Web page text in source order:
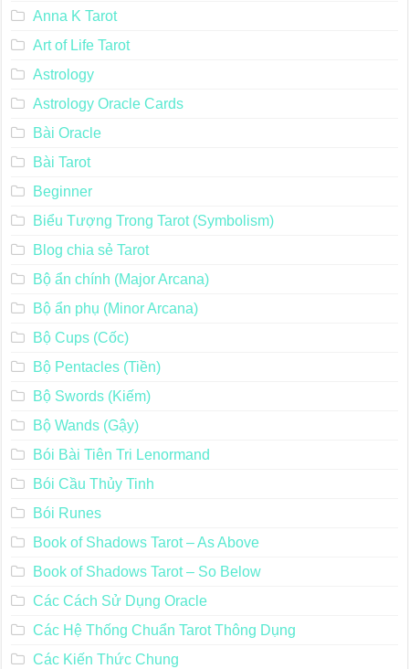
Anna K Tarot
Art of Life Tarot
Astrology
Astrology Oracle Cards
Bài Oracle
Bài Tarot
Beginner
Biểu Tượng Trong Tarot (Symbolism)
Blog chia sẻ Tarot
Bộ ẩn chính (Major Arcana)
Bộ ẩn phụ (Minor Arcana)
Bộ Cups (Cốc)
Bộ Pentacles (Tiền)
Bộ Swords (Kiếm)
Bộ Wands (Gậy)
Bói Bài Tiên Tri Lenormand
Bói Cầu Thủy Tinh
Bói Runes
Book of Shadows Tarot – As Above
Book of Shadows Tarot – So Below
Các Cách Sử Dụng Oracle
Các Hệ Thống Chuẩn Tarot Thông Dụng
Các Kiến Thức Chung